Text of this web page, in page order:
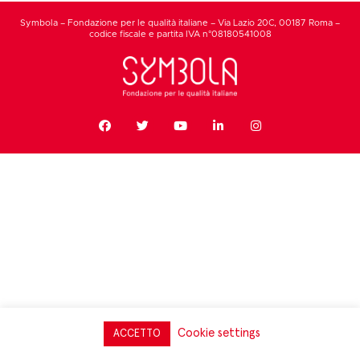
Symbola – Fondazione per le qualità italiane – Via Lazio 20C, 00187 Roma –
codice fiscale e partita IVA n°08180541008
ACCETTO Cookie settings